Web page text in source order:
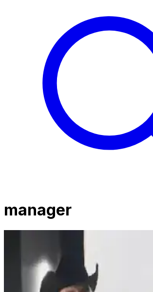
manager